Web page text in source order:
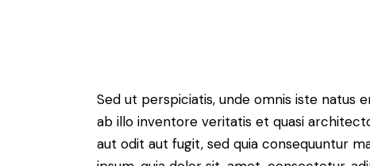
Sed ut perspiciatis, unde omnis iste natus
ab illo inventore veritatis et quasi
aut odit aut fugit, sed quia consequuntur